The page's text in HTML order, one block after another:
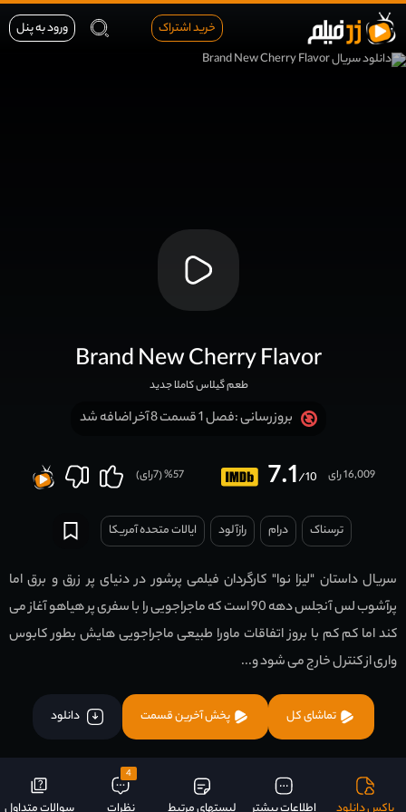
خرید اشتراک ورود به پنل
Brand New Cherry Flavor
طعم گیلاس کاملا جدید
بروزرسانی :فصل 1 قسمت 8 آخر اضافه شد
7.1/10 16,009 رای 57
% (
7رای)
ترسناک درام رازآلود ایالات متحده آمریکا
سریال داستان "لیزا نوا" کارگردان فیلمی پرشور در دنیای پر زرق و برق اما
پرآشوب لس آنجلس دهه 90 است که ماجراجویی را با سفری پر هیاهو آغاز می
کند اما کم کم با بروز اتفاقات ماورا طبیعی ماجراجویی هایش بطور کابوس
واری از کنترل خارج می شود و...
تماشای کل پخش آخرین قسمت دانلود
4